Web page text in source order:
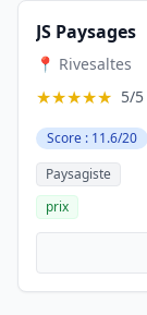
JS Paysages
📍 Rivesaltes
★★★★★ 5/5
Score : 11.6/20
Paysagiste
prix